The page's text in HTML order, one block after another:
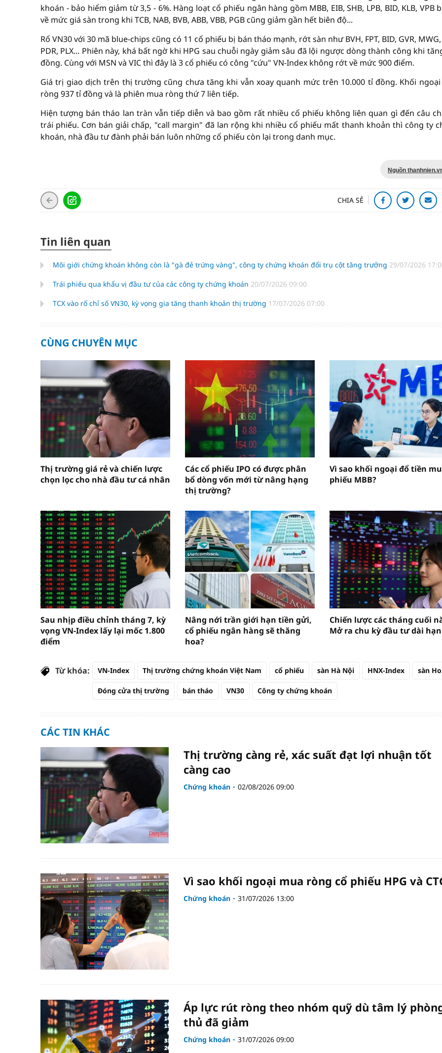
khoán - bảo hiểm giảm từ 3,5 - 6%. Hàng loạt cổ phiếu ngân hàng gồm MBB, EIB, SHB, LPB, BID, KLB, VPB
về mức giá sàn trong khi TCB, NAB, BVB, ABB, VBB, PGB cũng giảm gần hết biên độ...
Rổ VN30 với 30 mã blue-chips cũng có 11 cổ phiếu bị bán tháo mạnh, rớt sàn như BVH, FPT, BID, GVR, MWG,
PDR, PLX... Phiên này, khá bất ngờ khi HPG sau chuỗi ngày giảm sâu đã lội ngược dòng thành công khi
đồng. Cùng với MSN và VIC thì đây là 3 cổ phiếu có công "cứu" VN-Index không rớt về mức 900 điểm.
Giá trị giao dịch trên thị trường cũng chưa tăng khi vẫn xoay quanh mức trên 10.000 tỉ đồng. Khối
ròng 937 tỉ đồng và là phiên mua ròng thứ 7 liên tiếp.
Hiện tượng bán tháo lan tràn vẫn tiếp diễn và bao gồm rất nhiều cổ phiếu không liên quan gì đến câu
trái phiếu. Cơn bán giải chấp, "call margin" đã lan rộng khi nhiều cổ phiếu mất thanh khoản thì công ty
khoán, nhà đầu tư đành phải bán luôn những cổ phiếu còn lại trong danh mục.
Nguồn
CHIA SẺ
Tin liên quan
Môi giới chứng khoán không còn là "gà đẻ trứng vàng", công ty chứng khoán đổi trụ cột tăng trưởng 29/07/2026
Trái phiếu qua khẩu vị đầu tư của các công ty chứng khoán 20/07/2026 09:00
TCX vào rổ chỉ số VN30, kỳ vọng gia tăng thanh khoản thị trường 17/07/2026 07:00
CÙNG CHUYÊN MỤC
Thị trường giá rẻ và chiến lược
chọn lọc cho nhà đầu tư cá nhân
Các cổ phiếu IPO có được phân
bổ dòng vốn mới từ nâng hạng
thị trường?
Vì sao khối ngoại đổ tiền
phiếu MBB?
Sau nhịp điều chỉnh tháng 7, kỳ
vọng VN-Index lấy lại mốc 1.800
điểm
Nâng nới trần giới hạn tiền gửi,
cổ phiếu ngân hàng sẽ thăng
hoa?
Chiến lược các tháng cuối
Mở ra chu kỳ đầu tư dài hạn
Từ khóa: VN-Index Thị trường chứng khoán Việt Nam cổ phiếu sàn Hà Nội HNX-Index sàn
Đóng cửa thị trường bán tháo VN30 Công ty chứng khoán
CÁC TIN KHÁC
Thị trường càng rẻ, xác suất đạt lợi nhuận tốt
càng cao
Chứng khoán 02/08/2026 09:00
Vì sao khối ngoại mua ròng cổ phiếu HPG và
Chứng khoán 31/07/2026 13:00
Áp lực rút ròng theo nhóm quỹ dù tâm lý
thủ đã giảm
Chứng khoán 31/07/2026 09:00